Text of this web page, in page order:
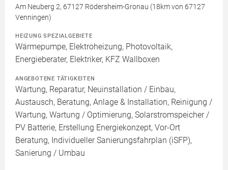
Am Neuberg 2, 67127 Rödersheim-Gronau (18km von 67127
Venningen)
HEIZUNG SPEZIALGEBIETE
Wärmepumpe, Elektroheizung, Photovoltaik,
Energieberater, Elektriker, KFZ Wallboxen
ANGEBOTENE TÄTIGKEITEN
Wartung, Reparatur, Neuinstallation / Einbau,
Austausch, Beratung, Anlage & Installation, Reinigung /
Wartung, Wartung / Optimierung, Solarstromspeicher /
PV Batterie, Erstellung Energiekonzept, Vor-Ort
Beratung, Individueller Sanierungsfahrplan (iSFP),
Sanierung / Umbau